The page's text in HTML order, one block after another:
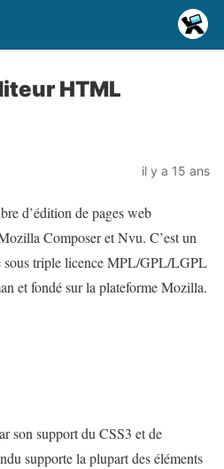
HTML
il y a 15 ans
d’édition de pages web
Composer et Nvu. C’est un
triple licence MPL/GPL/LGPL
et fondé sur la plateforme Mozilla.
son support du CSS3 et de
supporte la plupart des éléments